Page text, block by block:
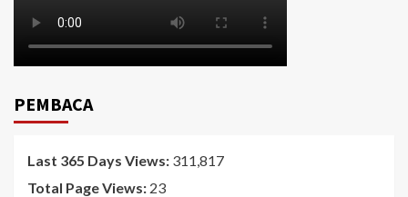
PEMBACA
Last 365 Days Views: 311,817
Total Page Views: 23